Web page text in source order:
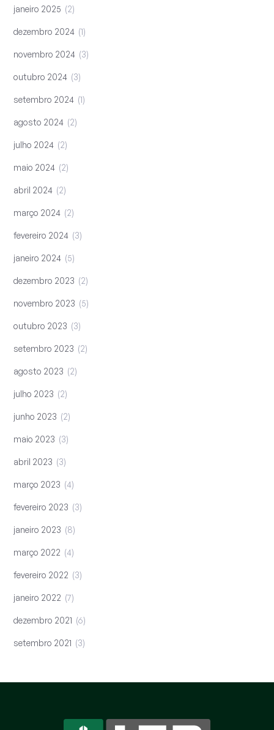
janeiro 2025 2
dezembro 2024 1
novembro 2024 3
outubro 2024 3
setembro 2024 1
agosto 2024 2
julho 2024 2
maio 2024 2
abril 2024 2
março 2024 2
fevereiro 2024 3
janeiro 2024 5
dezembro 2023 2
novembro 2023 5
outubro 2023 3
setembro 2023 2
agosto 2023 2
julho 2023 2
junho 2023 2
maio 2023 3
abril 2023 3
março 2023 4
fevereiro 2023 3
janeiro 2023 8
março 2022 4
fevereiro 2022 3
janeiro 2022 7
dezembro 2021 6
setembro 2021 3